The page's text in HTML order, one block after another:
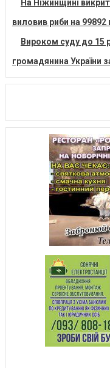
На Ніжинщині
виловив риби на 99892
Вироком суду до 15
громадянина України